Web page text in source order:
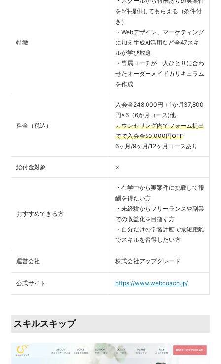
特徴
を5件提供してもらえる（条件付
き）
・Webデザイン、マーケティング
に加え生成AI活用など全47スキ
ルが学び放題
・専属コーチが一人ひとりに合わ
せたオーダーメイドカリキュラム
を作成
料金（税込）
入会金248,000円＋1か月37,800
円×6（6か月コース)他
カウンセリング内でフォーム提出
でで入会金50,000円OFF
6ヶ月/9ヶ月/12ヶ月コースあり
給付金対象 ×
おすすめできる方
・在学中から実案件に挑戦して報
酬を得たい方
・未経験からフリーランスや副業
での収益化を目指す方
・自分だけの学習計画で最短距離
でスキルを習得したい方
運営会社 株式会社アップグレード
公式サイト https://www.webcoach.jp/
スキルスキップ